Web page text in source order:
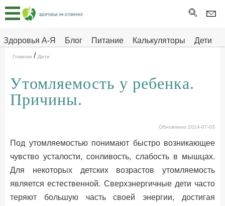
Здоровья А-Я Блог Питание Калькуляторы
Дети
Главная
Тесты
Про
ДЕТЯМ
Главная / Дети
Утомляемость у ребенка.
Причины.
Обновлено:2014-07-03
Под утомляемостью понимают быстро возникающее
чувство усталости, сонливость, слабость в мышцах.
Для некоторых детских возрастов утомляемость
является естественной. Сверхэнергичные дети часто
теряют большую часть своей энергии, достигая